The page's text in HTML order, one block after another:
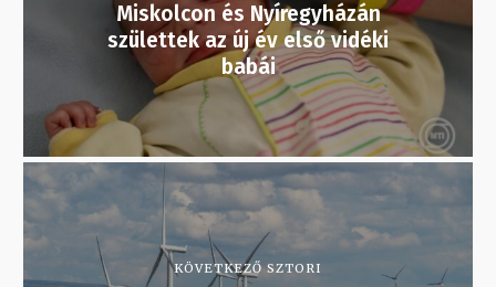
Miskolcon és Nyíregyházán
születtek az új év első vidéki
babái
KÖVETKEZŐ SZTORI